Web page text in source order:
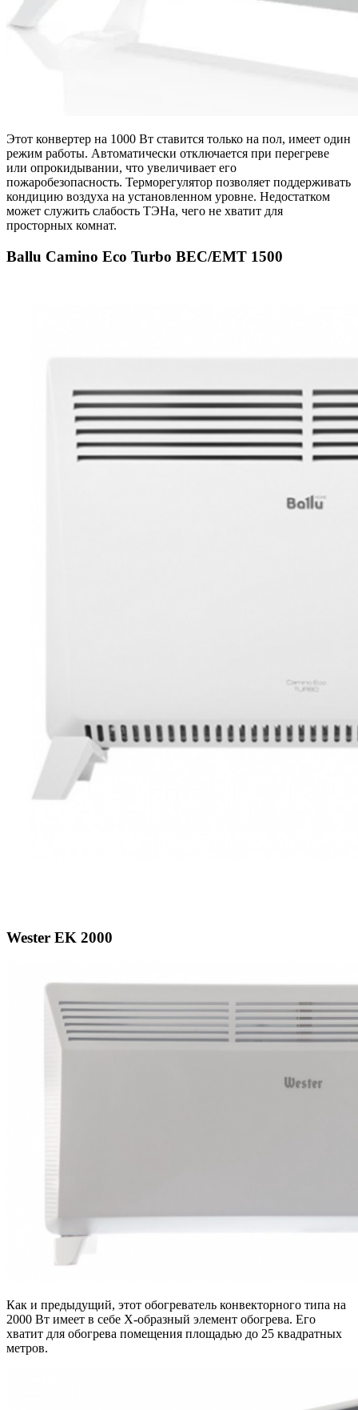
Этот конвертер на 1000 Вт ставится только на пол, имеет один
режим работы. Автоматически отключается при перегреве
или опрокидывании, что увеличивает его
пожаробезопасность. Терморегулятор позволяет поддерживать
кондицию воздуха на установленном уровне. Недостатком
может служить слабость ТЭНа, чего не хватит для
просторных комнат.
Ballu Camino Eco Turbo BEC/EMT 1500
Wester EK 2000
Как и предыдущий, этот обогреватель конвекторного типа на
2000 Вт имеет в себе X-образный элемент обогрева. Его
хватит для обогрева помещения площадью до 25 квадратных
метров.